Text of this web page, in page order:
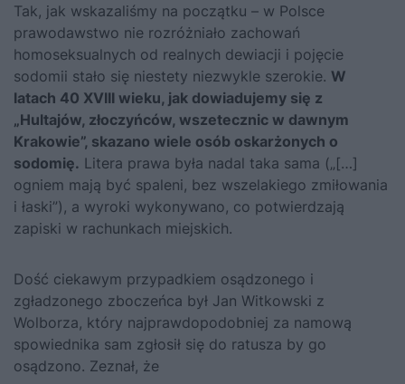
Tak, jak wskazaliśmy na początku – w Polsce
prawodawstwo nie rozróżniało zachowań
homoseksualnych od realnych dewiacji i pojęcie
sodomii stało się niestety niezwykle szerokie. W
latach 40 XVIII wieku, jak dowiadujemy się z
„Hultajów, złoczyńców, wszetecznic w dawnym
Krakowie”, skazano wiele osób oskarżonych o
sodomię. Litera prawa była nadal taka sama („[…]
ogniem mają być spaleni, bez wszelakiego zmiłowania
i łaski”), a wyroki wykonywano, co potwierdzają
zapiski w rachunkach miejskich.
Dość ciekawym przypadkiem osądzonego i
zgładzonego zboczeńca był Jan Witkowski z
Wolborza, który najprawdopodobniej za namową
spowiednika sam zgłosił się do ratusza by go
osądzono. Zeznał, że